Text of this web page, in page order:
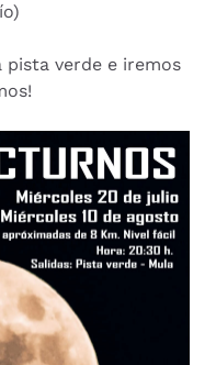
pista verde e iremos